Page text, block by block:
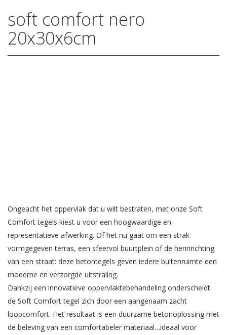
soft comfort nero
20x30x6cm
Ongeacht het oppervlak dat u wilt bestraten, met onze Soft
Comfort tegels kiest u voor een hoogwaardige en
representatieve afwerking. Of het nu gaat om een strak
vormgegeven terras, een sfeervol buurtplein of de herinrichting
van een straat: deze betontegels geven iedere buitenruimte een
moderne en verzorgde uitstraling.
Dankzij een innovatieve oppervlaktebehandeling onderscheidt
de Soft Comfort tegel zich door een aangenaam zacht
loopcomfort. Het resultaat is een duurzame betonoplossing met
de beleving van een comfortabeler materiaal…ideaal voor